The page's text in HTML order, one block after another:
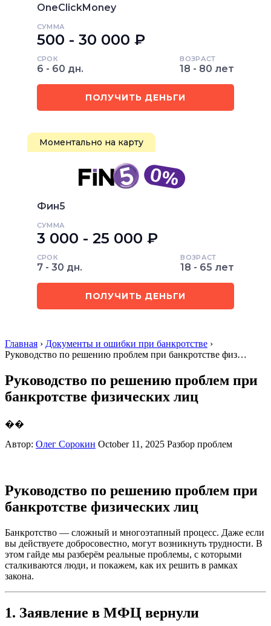
OneClickMoney
СУММА
500 - 30 000 ₽
СРОК
6 - 60 дн.
ВОЗРАСТ
18 - 80 лет
ПОЛУЧИТЬ ДЕНЬГИ
Моментально на карту
Фин5
СУММА
3 000 - 25 000 ₽
СРОК
7 - 30 дн.
ВОЗРАСТ
18 - 65 лет
ПОЛУЧИТЬ ДЕНЬГИ
Главная › Документы и ошибки при банкротстве ›
Руководство по решению проблем при банкротстве физ…
Руководство по решению проблем при
банкротстве физических лиц
��
Автор: Олег Сорокин October 11, 2025 Разбор проблем
Руководство по решению проблем при
банкротстве физических лиц
Банкротство — сложный и многоэтапный процесс. Даже если
вы действуете добросовестно, могут возникнуть трудности. В
этом гайде мы разберём реальные проблемы, с которыми
сталкиваются люди, и покажем, как их решить в рамках
закона.
1. Заявление в МФЦ вернули